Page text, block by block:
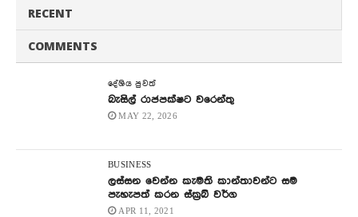
RECENT
COMMENTS
දේශිය පුවත්
බැසිල් රාජපක්ෂට වරෙන්තු
MAY 22, 2026
BUSINESS
ලස්සන වෙන්න කැමති කාන්තාවන්ට සම
පැහැපත් කරන ස්ක්‍රබ් වර්ග
APR 11, 2021